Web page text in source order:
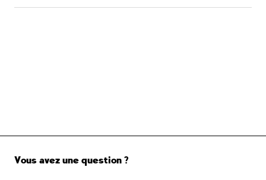
Vous avez une question ?